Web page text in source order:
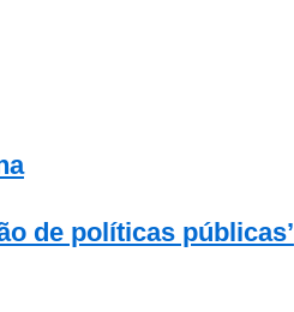
de políticas públicas’